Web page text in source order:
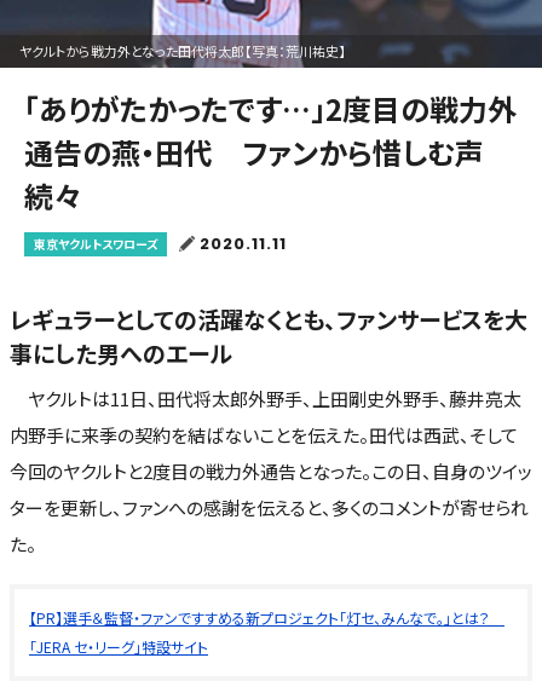
ヤクルトから戦力外となった田代将太郎【写真：荒川祐史】
「ありがたかったです…」2度目の戦力外
通告の燕・田代 ファンから惜しむ声
続々
東京ヤクルトスワローズ 2020.11.11
レギュラーとしての活躍なくとも、ファンサービスを大
事にした男へのエール
ヤクルトは11日、田代将太郎外野手、上田剛史外野手、藤井亮太
内野手に来季の契約を結ばないことを伝えた。田代は西武、そして
今回のヤクルトと2度目の戦力外通告となった。この日、自身のツイッ
ターを更新し、ファンへの感謝を伝えると、多くのコメントが寄せられ
た。
【PR】選手＆監督・ファンですすめる新プロジェクト「灯セ、みんなで。」とは？
「JERA セ・リーグ」特設サイト